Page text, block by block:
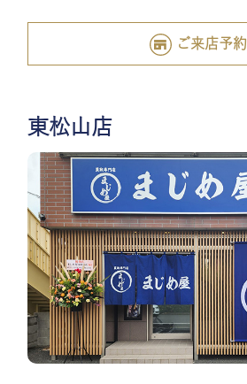
ご来店予約
東松山店